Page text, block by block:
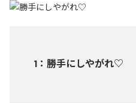
1 ： 勝手にしやがれ♡